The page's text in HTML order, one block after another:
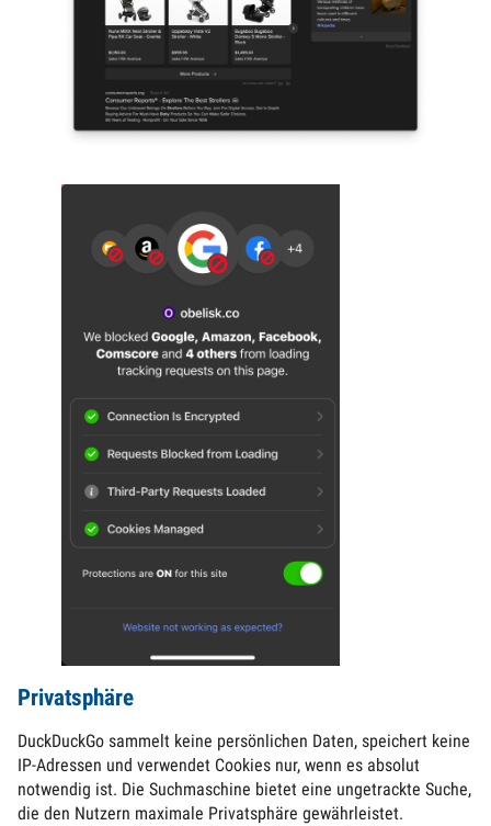
Privatsphäre
DuckDuckGo sammelt keine persönlichen Daten, speichert keine
IP-Adressen und verwendet Cookies nur, wenn es absolut
notwendig ist. Die Suchmaschine bietet eine ungetrackte Suche,
die den Nutzern maximale Privatsphäre gewährleistet.